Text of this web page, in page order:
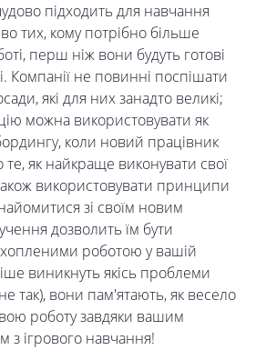
підходить для навчання
тих, кому потрібно більше
перш ніж вони будуть готові
Компанії не повинні поспішати
які для них занадто великі;
можна використовувати як
коли новий працівник
як найкраще виконувати свої
використовувати принципи
зі своїм новим
дозволить їм бути
роботою у вашій
виникнуть якісь проблеми
так), вони пам'ятають, як весело
роботу завдяки вашим
з ігрового навчання!